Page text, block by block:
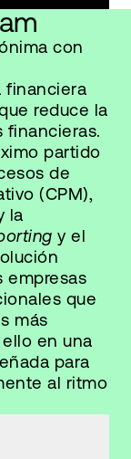
con
financiera
reduce la
financieras.
partido
de
(CPM),
la
y el
empresas
que
más
en una
para
al ritmo